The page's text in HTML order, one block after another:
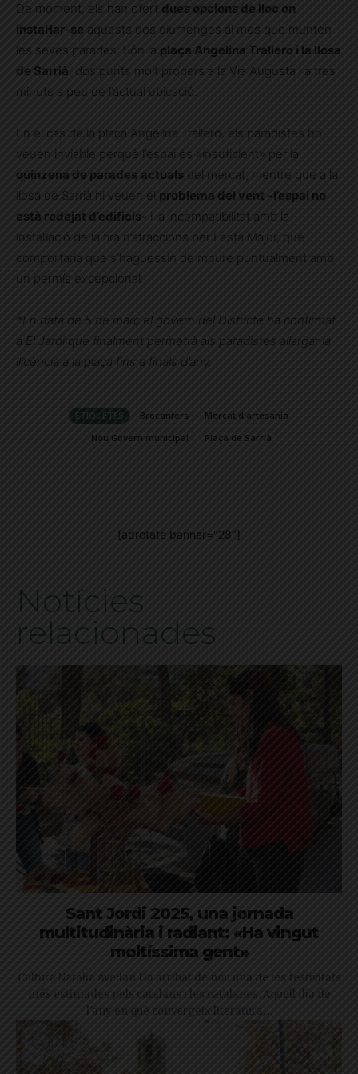
De moment, els han ofert dues opcions de lloc on
instal·lar-se aquests dos diumenges al mes que munten
les seves parades. Són la plaça Angelina Trallero i la llosa
de Sarrià , dos punts molt propers a la Via Augusta i a tres
minuts a peu de l’actual ubicació.
En el cas de la plaça Angelina Trallero, els paradistes ho
veuen inviable perquè l’espai és «insuficient» per la
quinzena de parades actuals del mercat, mentre que a la
llosa de Sarrià hi veuen el problema del vent -l’espai no
està rodejat d’edificis- i la incompatibilitat amb la
instal·lació de la fira d’atraccions per Festa Major, que
comportaria que s’haguessin de moure puntualment amb
un permís excepcional.
*En data de 5 de març el govern del Districte ha confirmat
a El Jardí que finalment permetrà als paradistes allargar la
llicència a la plaça fins a finals d’any.
ETIQUETES Brocanters
Mercat d'artesania
Nou Govern municipal
Plaça de Sarrià
[adrotate banner="28"]
Notícies
relacionades
Sant Jordi 2025, una jornada
multitudinària i radiant: «Ha vingut
moltíssima gent»
Cultura Natalia Avellan Ha arribat de nou una de les festivitats
més estimades pels catalans i les catalanes. Aquell dia de
l'any en què convergeix literatura,...